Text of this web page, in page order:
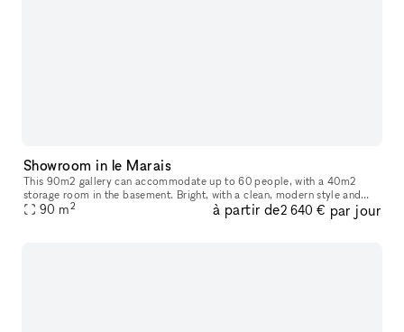
Showroom in le Marais
This 90m2 gallery can accommodate up to 60 people, with a 40m2
storage room in the basement. Bright, with a clean, modern style and
ample hanging space, this gallery is ideal for art exhibitions, sh
90 m2 à partir de2 640 € par jour